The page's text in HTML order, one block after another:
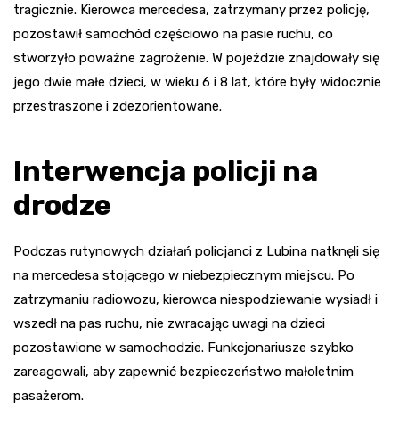
tragicznie. Kierowca mercedesa, zatrzymany przez policję,
pozostawił samochód częściowo na pasie ruchu, co
stworzyło poważne zagrożenie. W pojeździe znajdowały się
jego dwie małe dzieci, w wieku 6 i 8 lat, które były widocznie
przestraszone i zdezorientowane.
Interwencja policji na
drodze
Podczas rutynowych działań policjanci z Lubina natknęli się
na mercedesa stojącego w niebezpiecznym miejscu. Po
zatrzymaniu radiowozu, kierowca niespodziewanie wysiadł i
wszedł na pas ruchu, nie zwracając uwagi na dzieci
pozostawione w samochodzie. Funkcjonariusze szybko
zareagowali, aby zapewnić bezpieczeństwo małoletnim
pasażerom.